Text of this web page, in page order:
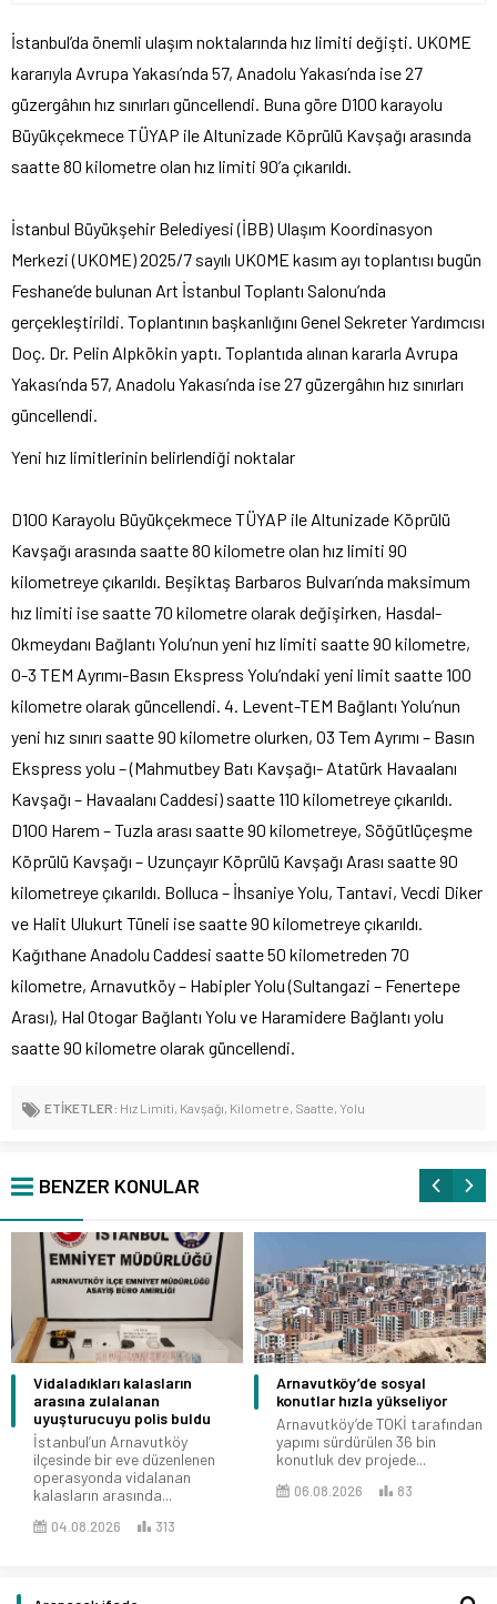
İstanbul’da önemli ulaşım noktalarında hız limiti değişti. UKOME
kararıyla Avrupa Yakası’nda 57, Anadolu Yakası’nda ise 27
güzergâhın hız sınırları güncellendi. Buna göre D100 karayolu
Büyükçekmece TÜYAP ile Altunizade Köprülü Kavşağı arasında
saatte 80 kilometre olan hız limiti 90’a çıkarıldı.
İstanbul Büyükşehir Belediyesi (İBB) Ulaşım Koordinasyon
Merkezi (UKOME) 2025/7 sayılı UKOME kasım ayı toplantısı bugün
Feshane’de bulunan Art İstanbul Toplantı Salonu’nda
gerçekleştirildi. Toplantının başkanlığını Genel Sekreter Yardımcısı
Doç. Dr. Pelin Alpkökin yaptı. Toplantıda alınan kararla Avrupa
Yakası’nda 57, Anadolu Yakası’nda ise 27 güzergâhın hız sınırları
güncellendi.
Yeni hız limitlerinin belirlendiği noktalar
D100 Karayolu Büyükçekmece TÜYAP ile Altunizade Köprülü
Kavşağı arasında saatte 80 kilometre olan hız limiti 90
kilometreye çıkarıldı. Beşiktaş Barbaros Bulvarı’nda maksimum
hız limiti ise saatte 70 kilometre olarak değişirken, Hasdal-
Okmeydanı Bağlantı Yolu’nun yeni hız limiti saatte 90 kilometre,
O-3 TEM Ayrımı-Basın Ekspress Yolu’ndaki yeni limit saatte 100
kilometre olarak güncellendi. 4. Levent-TEM Bağlantı Yolu’nun
yeni hız sınırı saatte 90 kilometre olurken, O3 Tem Ayrımı – Basın
Ekspress yolu – (Mahmutbey Batı Kavşağı- Atatürk Havaalanı
Kavşağı – Havaalanı Caddesi) saatte 110 kilometreye çıkarıldı.
D100 Harem – Tuzla arası saatte 90 kilometreye, Söğütlüçeşme
Köprülü Kavşağı – Uzunçayır Köprülü Kavşağı Arası saatte 90
kilometreye çıkarıldı. Bolluca – İhsaniye Yolu, Tantavi, Vecdi Diker
ve Halit Ulukurt Tüneli ise saatte 90 kilometreye çıkarıldı.
Kağıthane Anadolu Caddesi saatte 50 kilometreden 70
kilometre, Arnavutköy – Habipler Yolu (Sultangazi – Fenertepe
Arası), Hal Otogar Bağlantı Yolu ve Haramidere Bağlantı yolu
saatte 90 kilometre olarak güncellendi.
ETİKETLER: Hız Limiti, Kavşağı, Kilometre, Saatte, Yolu
BENZER KONULAR
Vidaladıkları kalasların
arasına zulalanan
uyuşturucuyu polis buldu
İstanbul’un Arnavutköy
ilçesinde bir eve düzenlenen
operasyonda vidalanan
kalasların arasında...
04.08.2026 313
Arnavutköy’de sosyal
konutlar hızla yükseliyor
Arnavutköy’de TOKİ tarafından
yapımı sürdürülen 36 bin
konutluk dev projede...
06.08.2026 83